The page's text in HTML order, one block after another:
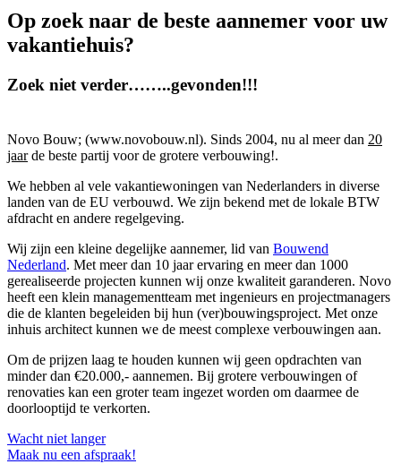
Op zoek naar de beste aannemer voor uw
vakantiehuis?
Zoek niet verder……..gevonden!!!
Novo Bouw; (www.novobouw.nl). Sinds 2004, nu al meer dan 20
jaarde beste partij voor de grotere verbouwing!.
We hebben al vele vakantiewoningen van Nederlanders in diverse
landen van de EU verbouwd. We zijn bekend met de lokale BTW
afdracht en andere regelgeving.
Wij zijn een kleine degelijke aannemer, lid van Bouwend
Nederland. Met meer dan 10 jaar ervaring en meer dan 1000
gerealiseerde projecten kunnen wij onze kwaliteit garanderen. Novo
heeft een klein managementteam met ingenieurs en projectmanagers
die de klanten begeleiden bij hun (ver)bouwingsproject. Met onze
inhuis architect kunnen we de meest complexe verbouwingen aan.
Om de prijzen laag te houden kunnen wij geen opdrachten van
minder dan €20.000,- aannemen. Bij grotere verbouwingen of
renovaties kan een groter team ingezet worden om daarmee de
doorlooptijd te verkorten.
Wacht niet langer
Maak nu een afspraak!